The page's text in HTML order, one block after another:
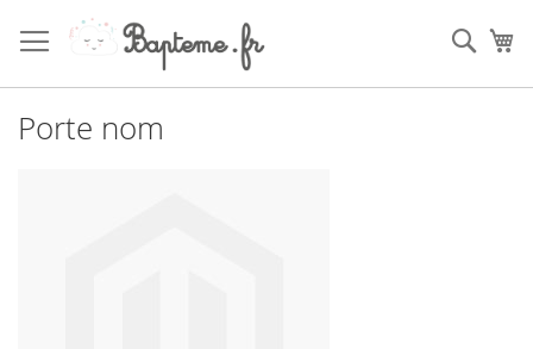
to
Content
Porte nom